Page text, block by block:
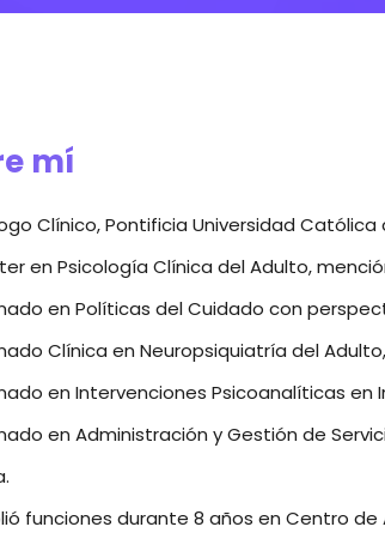
mí
Clínico, Pontificia Universidad Católica
en Psicología Clínica del Adulto,
en Políticas del Cuidado con
Clínica en Neuropsiquiatría del
en Intervenciones Psicoanalíticas en
en Administración y Gestión de
funciones durante 8 años en Centro